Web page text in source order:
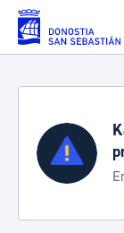
Eduki nagusira